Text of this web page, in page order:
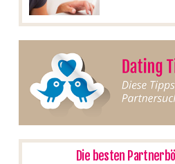
Die besten